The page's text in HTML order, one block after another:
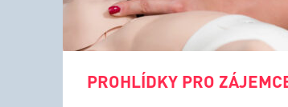
PROHLÍDKY PRO